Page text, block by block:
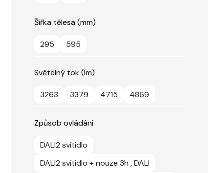
Šířka tělesa (mm)
295 595
Světelný tok (lm)
3263 3379 4715 4869
Způsob ovládání
DALI2 svítidlo
DALI2 svítidlo + nouze 3h , DALI